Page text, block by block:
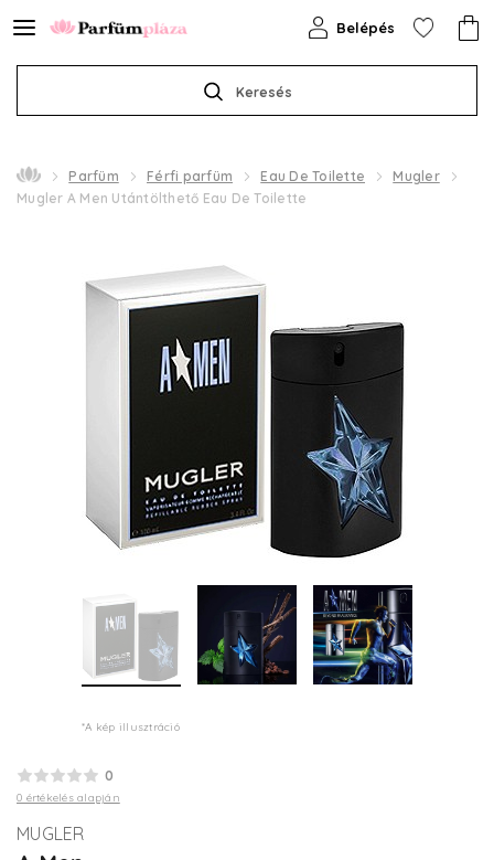
Keresés
Belépés
Parfüm Férfi parfüm Eau De Toilette
Mugler
Mugler A Men Utántölthető Eau De Toilette
*A kép illusztráció
0
0 értékelés alapján
MUGLER